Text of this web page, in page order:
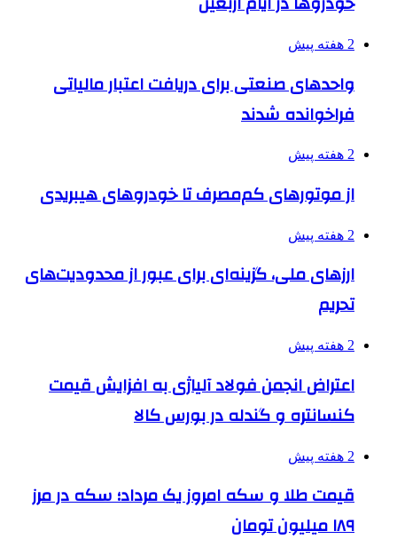
2 هفته پیش
واحدهای صنعتی برای دریافت اعتبار مالیاتی
فراخوانده شدند
2 هفته پیش
از موتورهای کم‌مصرف تا خودروهای هیبریدی
2 هفته پیش
ارزهای ملی، گزینه‌ای برای عبور از محدودیت‌های
تحریم
2 هفته پیش
اعتراض انجمن فولاد آلیاژی به افزایش قیمت
کنسانتره و گندله در بورس کالا
2 هفته پیش
قیمت طلا و سکه امروز یک مرداد؛ سکه در مرز
۱۸۹ میلیون تومان